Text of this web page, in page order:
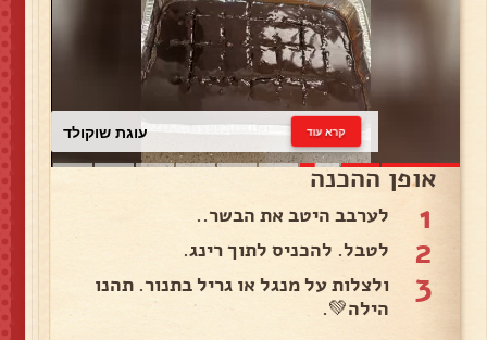
עוגת שוקולד קרא עוד
אופן ההכנה
1 לערבב היטב את הבשר..
2 לטבל. להכניס לתוך רינג.
3
ולצלות על מנגל או גריל בתנור. תהנו
הילה💚.